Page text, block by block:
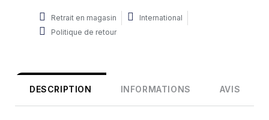
Retrait en magasin
International
Politique de retour
DESCRIPTION INFORMATIONS AVIS